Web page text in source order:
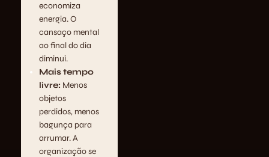
economiza
energia. O
cansaço mental
ao final do dia
diminui.
Mais tempo
livre: Menos
objetos
perdidos, menos
bagunça para
arrumar. A
organização se